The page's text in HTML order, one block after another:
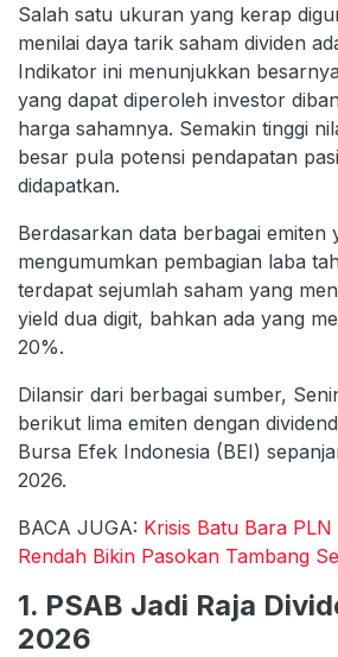
Salah satu ukuran yang kerap
menilai daya tarik saham dividen
Indikator ini menunjukkan
yang dapat diperoleh investor
harga sahamnya. Semakin tinggi
besar pula potensi pendapatan
didapatkan.
Berdasarkan data berbagai emiten
mengumumkan pembagian laba
terdapat sejumlah saham yang
yield dua digit, bahkan ada yang
20%.
Dilansir dari berbagai sumber,
berikut lima emiten dengan
Bursa Efek Indonesia (BEI)
2026.
BACA JUGA: Krisis Batu Bara
Rendah Bikin Pasokan Tambang
1. PSAB Jadi Raja
2026